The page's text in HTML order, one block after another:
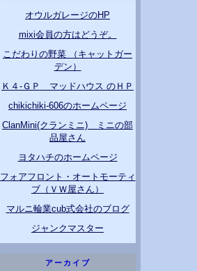
オウルガレージのHP
mixi会員の方はどうぞ。
こだわりの野菜 （キャットガー
デン）
Ｋ４-ＧＰ マッドハウス のＨＰ
chikichiki-606のホームページ
ClanMini(クランミニ) ミニの部
品屋さん
ヨタハチのホームページ
フォアフロント・オートモーティ
ブ（ＶＷ屋さん）
マルニ輪業cub式会社のブログ
ジャンクマスター
アーカイブ